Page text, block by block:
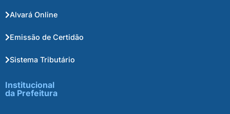
Alvará Online
Emissão de Certidão
Sistema Tributário
Institucional
da Prefeitura